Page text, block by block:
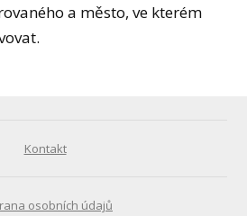
a město, ve kterém
Kontakt
osobních údajů